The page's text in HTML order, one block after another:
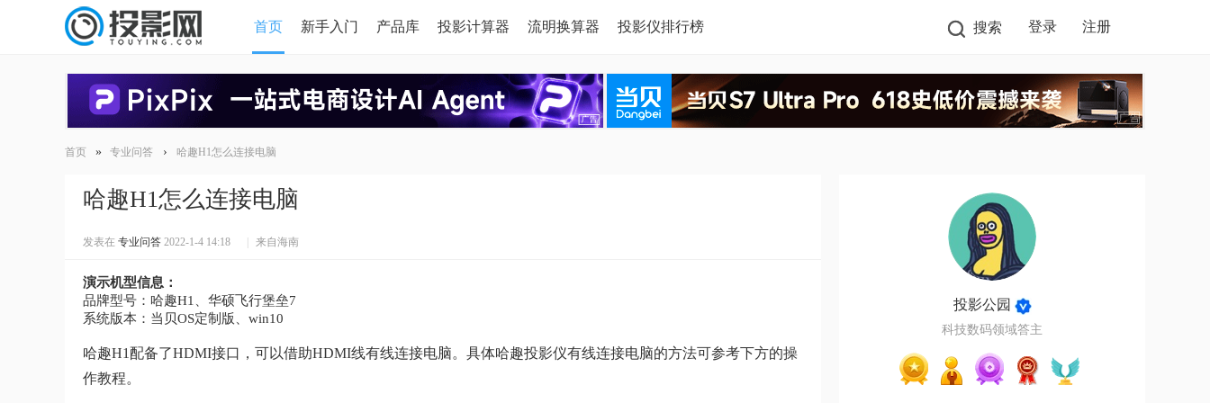
首页 新手入门 产品库 投影计算器 流明换算器 投影仪排行榜
HDMI版本对比
搜索 登录 注册
首页 » 专业问答 › 哈趣H1怎么连接电脑
哈趣H1怎么连接电脑
发表在 专业问答 2022-1-4 14:18 来自海南
演示机型信息：
品牌型号：哈趣H1、华硕飞行堡垒7
系统版本：当贝OS定制版、win10
哈趣H1配备了HDMI接口，可以借助HDMI线有线连接电脑。具体哈趣投影仪有线连接电脑的方法可参考下方的操
作教程。
投影公园
科技数码领域答主